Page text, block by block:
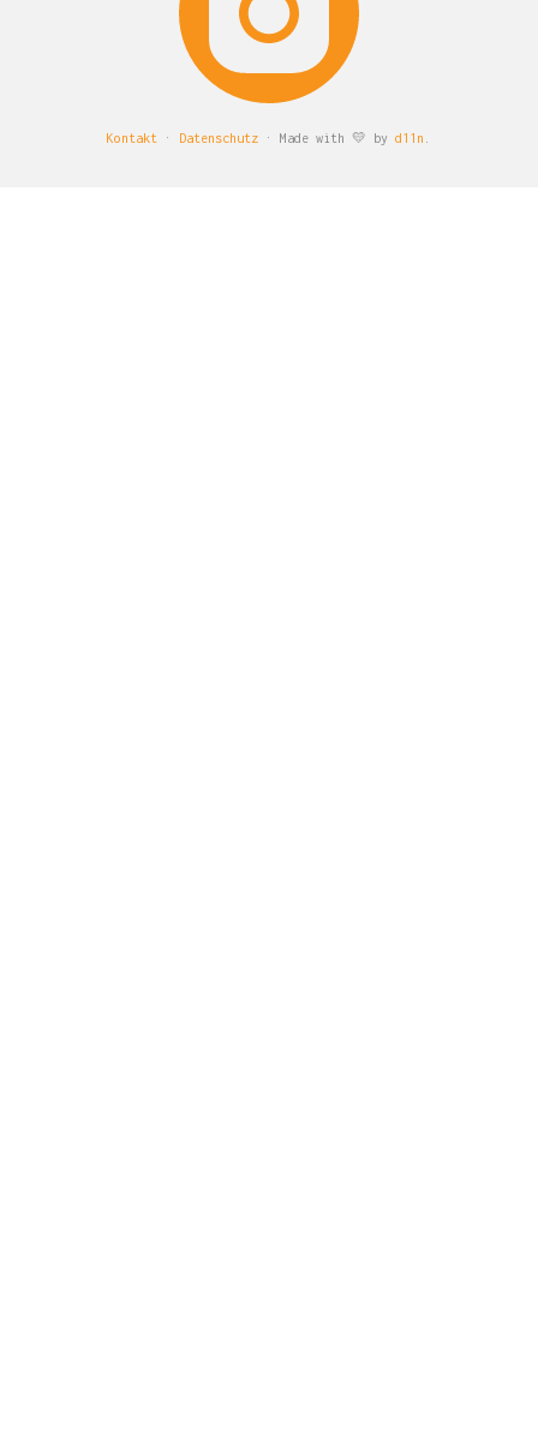
Kontakt · Datenschutz · Made with 💛 by d11n